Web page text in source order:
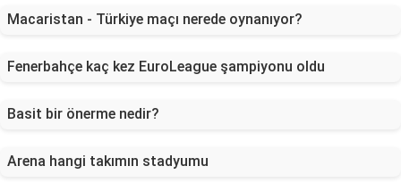
Macaristan - Türkiye maçı nerede oynanıyor?
Fenerbahçe kaç kez EuroLeague şampiyonu oldu
Basit bir önerme nedir?
Arena hangi takımın stadyumu